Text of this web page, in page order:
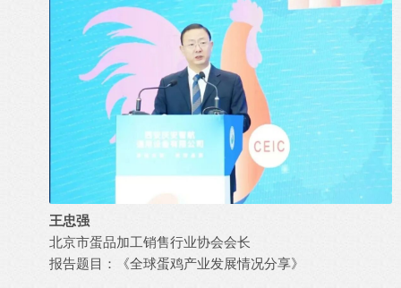
王忠强
北京市蛋品加工销售行业协会会长
报告题目：《全球蛋鸡产业发展情况分享》